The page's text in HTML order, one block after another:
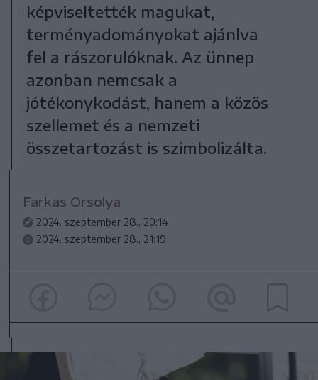
képviseltették magukat,
terményadományokat ajánlva
fel a rászorulóknak. Az ünnep
azonban nemcsak a
jótékonykodást, hanem a közös
szellemet és a nemzeti
összetartozást is szimbolizálta.
Farkas Orsolya
2024. szeptember 28., 20:14
2024. szeptember 28., 21:19